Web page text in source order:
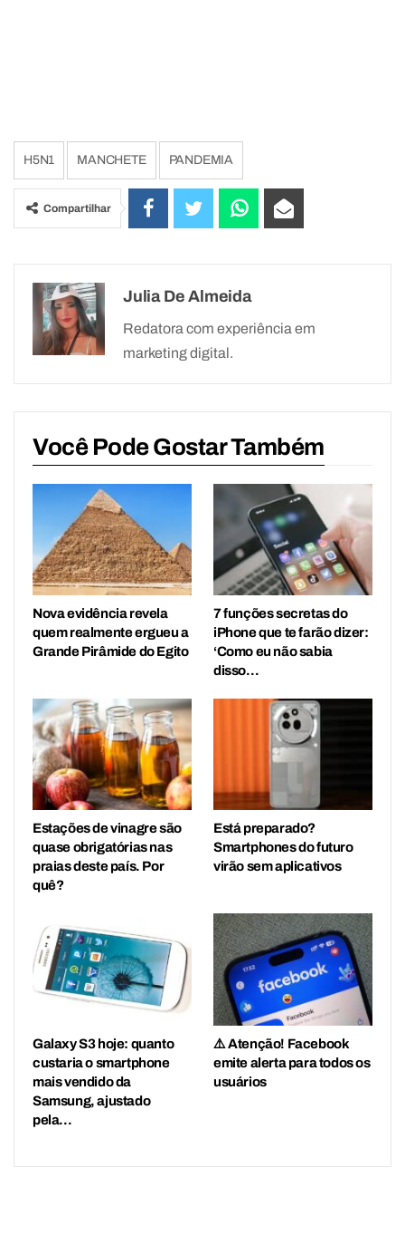
H5N1 MANCHETE PANDEMIA
Compartilhar
Julia De Almeida
Redatora com experiência em
marketing digital.
Você Pode Gostar Também
Nova evidência revela
quem realmente ergueu a
Grande Pirâmide do Egito
7 funções secretas do
iPhone que te farão dizer:
‘Como eu não sabia
disso…
Estações de vinagre são
quase obrigatórias nas
praias deste país. Por
quê?
Está preparado?
Smartphones do futuro
virão sem aplicativos
Galaxy S3 hoje: quanto
custaria o smartphone
mais vendido da
Samsung, ajustado
pela…
⚠️ Atenção! Facebook
emite alerta para todos os
usuários